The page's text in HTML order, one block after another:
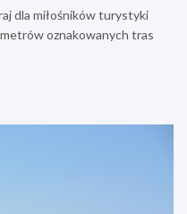
dla miłośników turystyki
oznakowanych tras